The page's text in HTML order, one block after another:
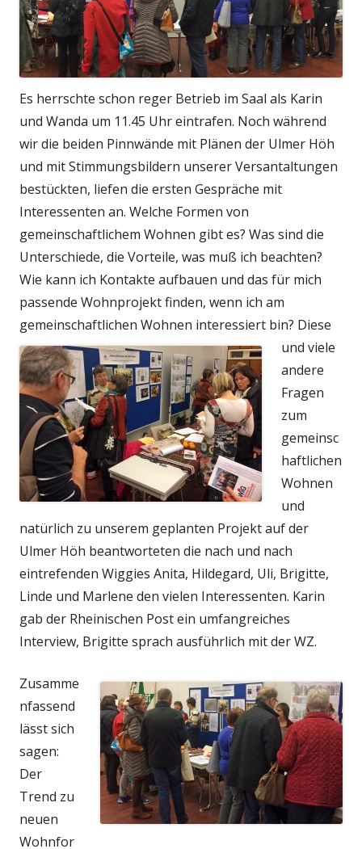
Es herrschte schon reger Betrieb im Saal als Karin
und Wanda um 11.45 Uhr eintrafen. Noch während
wir die beiden Pinnwände mit Plänen der Ulmer Höh
und mit Stimmungsbildern unserer Versantaltungen
bestückten, liefen die ersten Gespräche mit
Interessenten an. Welche Formen von
gemeinschaftlichem Wohnen gibt es? Was sind die
Unterschiede, die Vorteile, was muß ich beachten?
Wie kann ich Kontakte aufbauen und das für mich
passende Wohnprojekt finden, wenn ich am
gemeinschaftlichen Wohnen interessiert bin? Diese
und viele
andere
Fragen
zum
gemeinsc
haftlichen
Wohnen
und
natürlich zu unserem geplanten Projekt auf der
Ulmer Höh beantworteten die nach und nach
eintrefenden Wiggies Anita, Hildegard, Uli, Brigitte,
Linde und Marlene den vielen Interessenten. Karin
gab der Rheinischen Post ein umfangreiches
Interview, Brigitte sprach ausführlich mit der WZ.
Zusamme
nfassend
lässt sich
sagen:
Der
Trend zu
neuen
Wohnfor